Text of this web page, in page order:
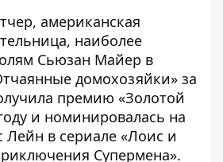
американская
наиболее
Сьюзан Майер в
домохозяйки» за
премию «Золотой
и номинировалась на
в сериале «Лоис и
Супермена».